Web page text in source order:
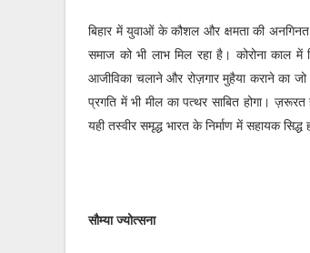
बिहार में युवाओं के कौशल और क्षमता की
समाज को भी लाभ मिल रहा है। कोरोना काल
आजीविका चलाने और रोज़गार मुहैया कराने का
प्रगति में भी मील का पत्थर साबित होगा।
यही तस्वीर समृद्ध भारत के निर्माण में सहायक सिद्ध
सौम्या ज्योत्सना